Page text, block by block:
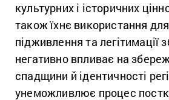
культурних і історичних
також їхнє використання для
підживлення та легітимації
негативно впливає на
спадщини й ідентичності
унеможливлює процес